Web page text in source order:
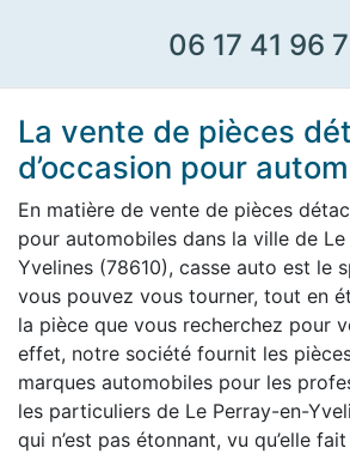
06 17 41 96
La vente de pièces
d’occasion pour
En matière de vente de pièces
pour automobiles dans la ville de
Yvelines (78610), casse auto est le
vous pouvez vous tourner, tout en
la pièce que vous recherchez pour
effet, notre société fournit les
marques automobiles pour les
les particuliers de Le Perray-en-
qui n’est pas étonnant, vu qu’elle